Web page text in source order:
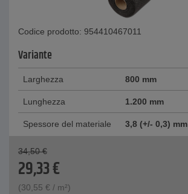
Codice prodotto: 954410467011
Variante
Larghezza 800 mm
Lunghezza 1.200 mm
Spessore del materiale 3,8 (+/- 0,3) mm
34,50 €
29,33€
(30,55 € / m²)